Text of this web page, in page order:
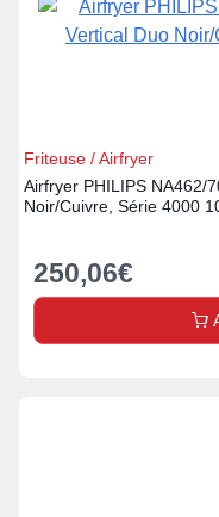
Friteuse / Airfryer
Airfryer PHILIPS NA462/
Noir/Cuivre, Série 4000
250,06€